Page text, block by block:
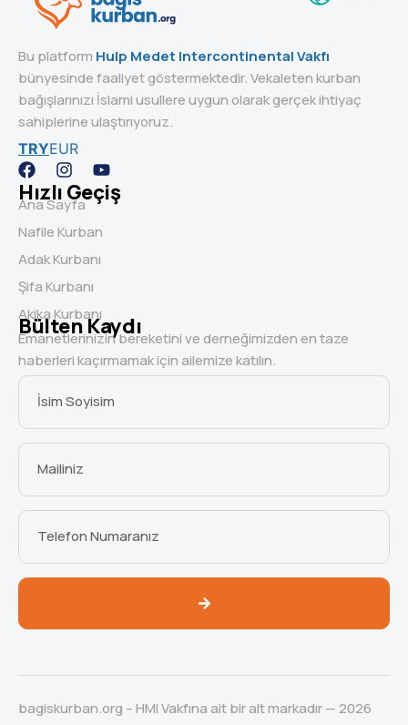
Bu platform Hulp Medet Intercontinental Vakfı
bünyesinde faaliyet göstermektedir. Vekaleten kurban
bağışlarınızı İslami usullere uygun olarak gerçek ihtiyaç
sahiplerine ulaştırıyoruz.
TRYEUR
Hızlı Geçiş
Ana Sayfa
Nafile Kurban
Adak Kurbanı
Şifa Kurbanı
Akika Kurbanı
Bülten Kaydı
Emanetlerinizin bereketini ve derneğimizden en taze
haberleri kaçırmamak için ailemize katılın.
bagiskurban.org – HMI Vakfına ait bir alt markadır — 2026